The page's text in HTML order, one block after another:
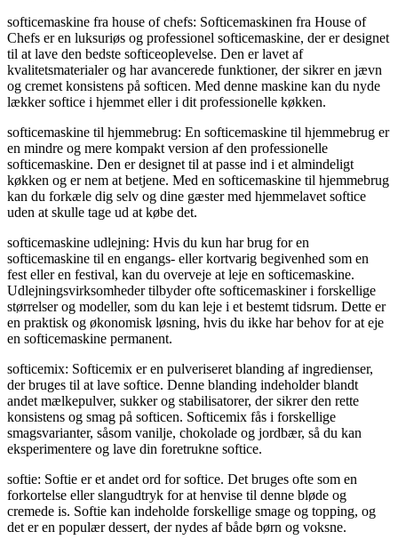
softicemaskine fra house of chefs: Softicemaskinen fra House of
Chefs er en luksuriøs og professionel softicemaskine, der er designet
til at lave den bedste softiceoplevelse. Den er lavet af
kvalitetsmaterialer og har avancerede funktioner, der sikrer en jævn
og cremet konsistens på softicen. Med denne maskine kan du nyde
lækker softice i hjemmet eller i dit professionelle køkken.
softicemaskine til hjemmebrug: En softicemaskine til hjemmebrug er
en mindre og mere kompakt version af den professionelle
softicemaskine. Den er designet til at passe ind i et almindeligt
køkken og er nem at betjene. Med en softicemaskine til hjemmebrug
kan du forkæle dig selv og dine gæster med hjemmelavet softice
uden at skulle tage ud at købe det.
softicemaskine udlejning: Hvis du kun har brug for en
softicemaskine til en engangs- eller kortvarig begivenhed som en
fest eller en festival, kan du overveje at leje en softicemaskine.
Udlejningsvirksomheder tilbyder ofte softicemaskiner i forskellige
størrelser og modeller, som du kan leje i et bestemt tidsrum. Dette er
en praktisk og økonomisk løsning, hvis du ikke har behov for at eje
en softicemaskine permanent.
softicemix: Softicemix er en pulveriseret blanding af ingredienser,
der bruges til at lave softice. Denne blanding indeholder blandt
andet mælkepulver, sukker og stabilisatorer, der sikrer den rette
konsistens og smag på softicen. Softicemix fås i forskellige
smagsvarianter, såsom vanilje, chokolade og jordbær, så du kan
eksperimentere og lave din foretrukne softice.
softie: Softie er et andet ord for softice. Det bruges ofte som en
forkortelse eller slangudtryk for at henvise til denne bløde og
cremede is. Softie kan indeholde forskellige smage og topping, og
det er en populær dessert, der nydes af både børn og voksne.